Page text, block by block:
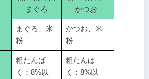
まぐろ
かつお
まぐろ、米
粉
かつお、米
粉
粗たんぱ
く：8%以
粗たんぱ
く：8%以